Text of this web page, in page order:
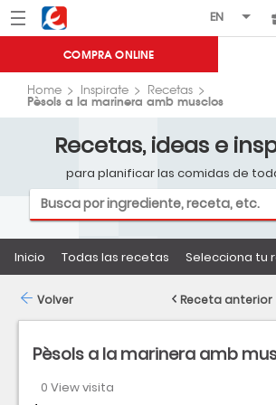
Menú Eroski
COMPRA ONLINE
Home Inspirate Recetas
Pèsols a la marinera amb musclos
Recetas, ideas e
para planificar las comidas de
Inicio Todas las recetas Selecciona tu
Pèsols a la marinera amb
0 View visita
Volver Receta anterior